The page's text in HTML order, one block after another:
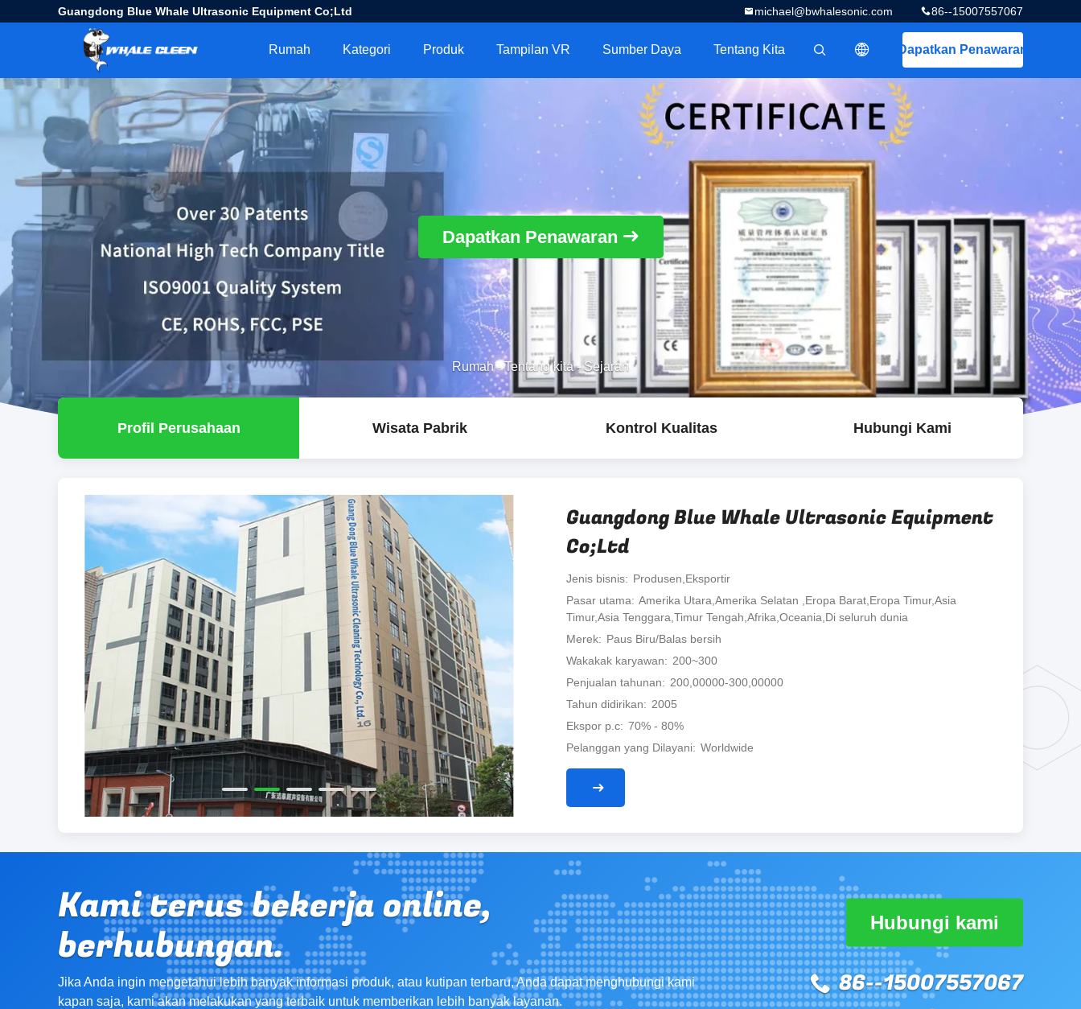
Guangdong Blue Whale Ultrasonic Equipment Co;Ltd 86--15007557067
michael@bwhalesonic.com
Dapatkan Penawaran
描述
Rumah Kategori Produk Tampilan VR Sumber Daya Tentang Kita
Dapatkan Penawaran
Rumah-Tentang kita-Sejarah
Profil Perusahaan Wisata Pabrik Kontrol Kualitas Hubungi Kami
Guangdong Blue Whale Ultrasonic Equipment
Co;Ltd
Jenis bisnis
Produsen,Eksportir
Pasar utama
Amerika Utara,Amerika Selatan ,Eropa Barat,Eropa Timur,Asia
Timur,Asia Tenggara,Timur Tengah,Afrika,Oceania,Di seluruh dunia
Merek
Paus Biru/Balas bersih
Wakakak karyawan
200~300
Penjualan tahunan
200,00000-300,00000
Tahun didirikan
2005
Ekspor p.c
70% - 80%
Pelanggan yang Dilayani
Worldwide
Kami terus bekerja online,
berhubungan.
Jika Anda ingin mengetahui lebih banyak informasi produk, atau kutipan terbaru, Anda dapat menghubungi kami
kapan saja, kami akan melakukan yang terbaik untuk memberikan lebih banyak layanan.
Hubungi kami
86--15007557067